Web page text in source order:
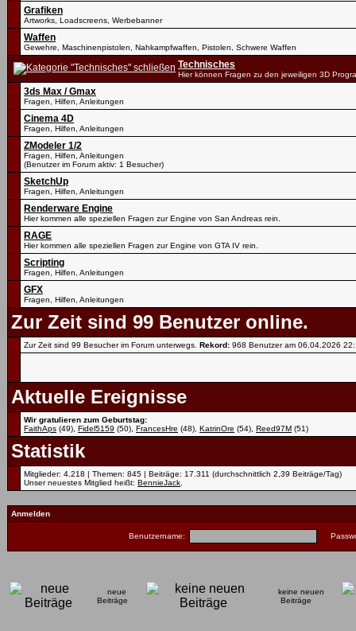
Grafiken
Artworks, Loadscreens, Werbebanner
Waffen
Gewehre, Maschinenpistolen, Nahkampfwaffen, Pistolen, Schwere Waffen
Technisches
Hier können Fragen zu den jeweiligen 3D
3ds Max / Gmax
Fragen, Hilfen, Anleitungen
Cinema 4D
Fragen, Hilfen, Anleitungen
ZModeler 1/2
Fragen, Hilfen, Anleitungen
(Benutzer im Forum aktiv: 1 Besucher)
SketchUp
Fragen, Hilfen, Anleitungen
Renderware Engine
Hier kommen alle speziellen Fragen zur Engine von San Andreas rein.
RAGE
Hier kommen alle speziellen Fragen zur Engine von GTA IV rein.
Scripting
Fragen, Hilfen, Anleitungen
GFX
Fragen, Hilfen, Anleitungen
Zur Zeit sind 99 Benutzer online.
Zur Zeit sind 99 Besucher im Forum unterwegs. Rekord: 968 Benutzer am 06.04.2026
Aktuelle Ereignisse
Wir gratulieren zum Geburtstag:
FaithAps (49), Fidel5159 (50), FrancesHre (48), KatrinOre (54), Reed97M (51)
Statistik
Mitglieder: 4.218 | Themen: 845 | Beiträge: 17.311 (durchschnittlich 2,39 Beiträge/Tag)
Unser neuestes Mitglied heißt: BennieJack
Anmelden
Benutzername:
neue
Beiträge
keine neuen
Beiträge